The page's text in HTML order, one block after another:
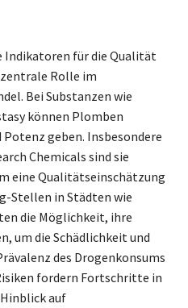
Indikatoren für die Qualität
Rolle im
Bei Substanzen wie
können Plomben
geben. Insbesondere
Chemicals sind sie
eine Qualitätseinschätzung
Stellen in Städten wie
die Möglichkeit, ihre
um die Schädlichkeit und
des Drogenkonsums
fordern Fortschritte in
auf